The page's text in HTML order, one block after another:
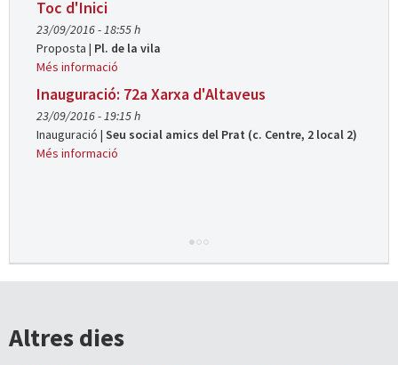
Toc d'Inici
23/09/2016 - 18:55 h
Proposta | Pl. de la vila
Més informació
Inauguració: 72a Xarxa d'Altaveus
23/09/2016 - 19:15 h
Inauguració | Seu social amics del Prat (c. Centre, 2 local 2)
Més informació
Altres dies